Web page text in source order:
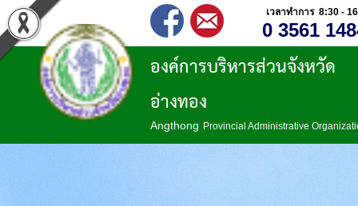
เวลาทำการ 8:30 -
0 3561
องค์การบริหารส่วนจังหวัด
อ่างทอง
Angthong Provincial Administrative